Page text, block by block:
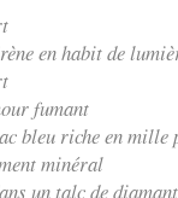
en habit de
fumant
bleu riche en mille
minéral
un talc de